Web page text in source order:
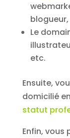
Le
etc.
Ensuite,
domicilié
statut
Enfin, vous